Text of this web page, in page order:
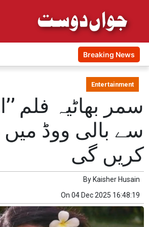
Breaking News
Entertainment
سمر بھاٹیہ فلم
سے بالی ووڈ میں
کریں گی
By Kaisher Husain
On 04 Dec 2025 16:48:19